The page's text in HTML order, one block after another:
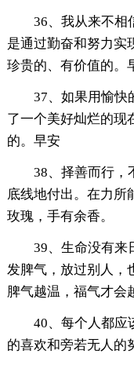
36、我从来不相
是通过勤奋和努力实
珍贵的、有价值的。
37、如果用愉快
了一个美好灿烂的现
的。早安
38、择善而行，
底线地付出。在力所
玫瑰，手有余香。
39、生命没有来
发脾气，放过别人，
脾气越温，福气才会
40、每个人都应
的喜欢和旁若无人的